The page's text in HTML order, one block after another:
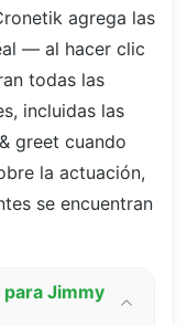
agrega las
— al hacer clic
todas las
incluidas las
greet cuando
la actuación,
se encuentran
Jimmy